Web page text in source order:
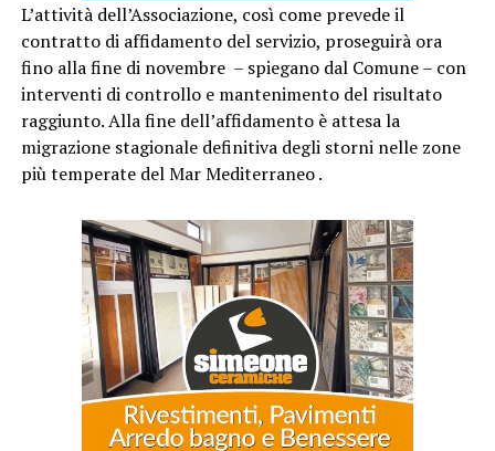
L’attività dell’Associazione, così come prevede il
contratto di affidamento del servizio, proseguirà ora
fino alla fine di novembre – spiegano dal Comune – con
interventi di controllo e mantenimento del risultato
raggiunto. Alla fine dell’affidamento è attesa la
migrazione stagionale definitiva degli storni nelle zone
più temperate del Mar Mediterraneo .